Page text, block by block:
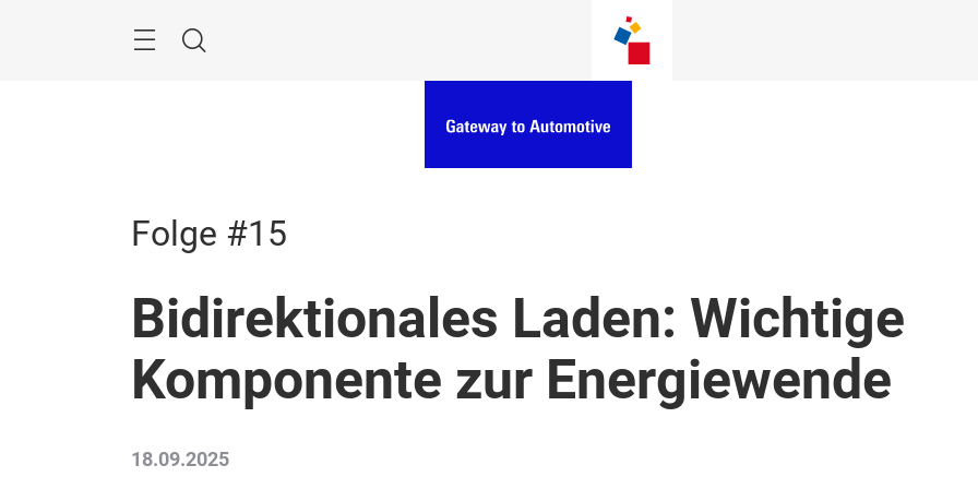
Suche
Folge #15
Bidirektionales Laden: Wichtige
Komponente zur Energiewende
18.09.2025